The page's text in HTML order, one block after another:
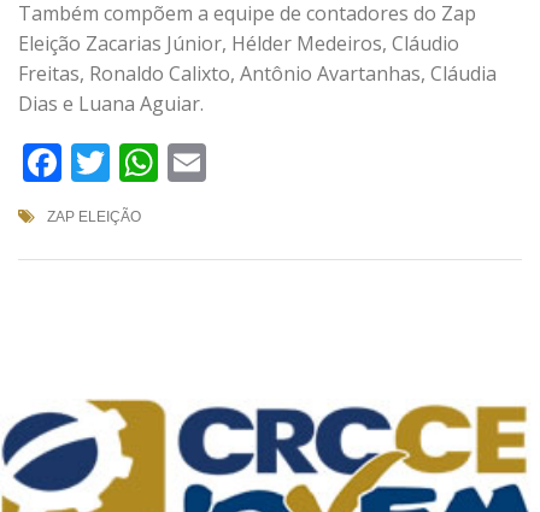
Também compõem a equipe de contadores do Zap
Eleição Zacarias Júnior, Hélder Medeiros, Cláudio
Freitas, Ronaldo Calixto, Antônio Avartanhas, Cláudia
Dias e Luana Aguiar.
Facebook
TwitterWhatsApp
ZAP ELEIÇÃO